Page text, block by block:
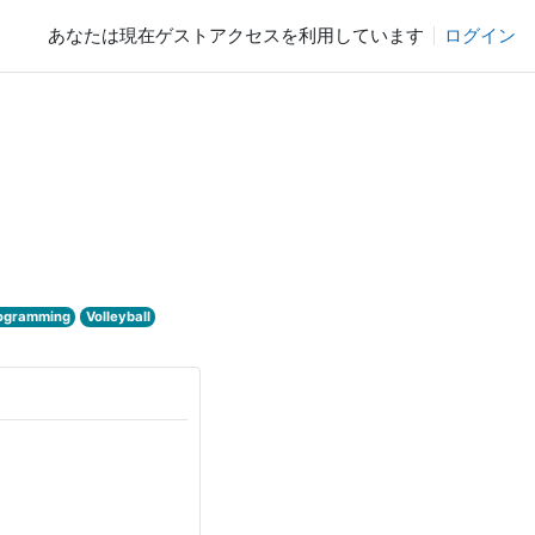
あなたは現在ゲストアクセスを利用しています ログイン
Volleyball